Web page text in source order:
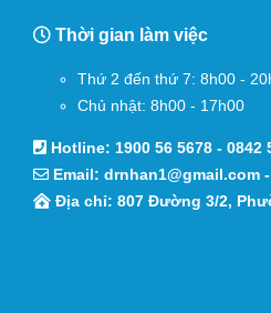
Thời gian làm việc
Thứ 2 đến thứ 7: 8h00 -
Chủ nhật: 8h00 - 17h00
Hotline: 1900 56 5678 - 0842
Email: drnhan1@gmail.com
Địa chỉ: 807 Đường 3/2,